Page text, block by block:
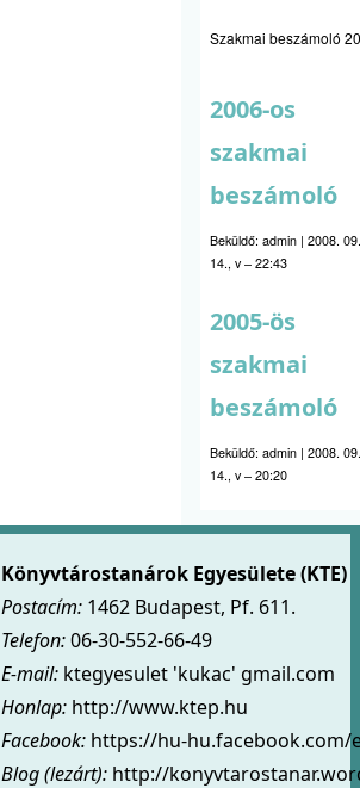
Szakmai beszámoló
2006-os
szakmai
beszámoló
Beküldő: admin | 2008. 09.
14., v – 22:43
2005-ös
szakmai
beszámoló
Beküldő: admin | 2008. 09.
14., v – 20:20
Könyvtárostanárok Egyesülete (KTE)
Postacím: 1462 Budapest, Pf. 611.
Telefon:06-30-552-66-49
E-mail: ktegyesulet 'kukac' gmail.com
Honlap: http://www.ktep.hu
Facebook: https://hu-
Blog (lezárt): http://